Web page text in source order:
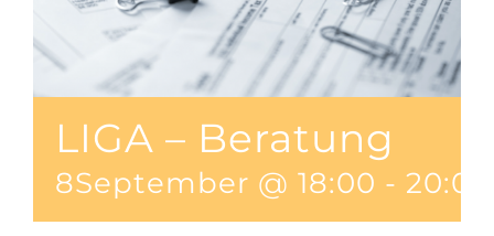
LIGA – Beratung
8September @ 18:00 - 20:00